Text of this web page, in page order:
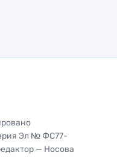
Эл № ФС77-
— Носова